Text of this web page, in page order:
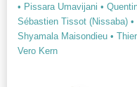
• Pissara Umavijani •
Sébastien Tissot (Nissaba)
Shyamala Maisondieu •
Vero Kern